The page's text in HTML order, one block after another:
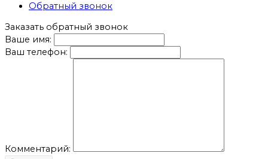
Обратный звонок
Заказать обратный звонок
Ваше имя:
Ваш телефон:
Комментарий: